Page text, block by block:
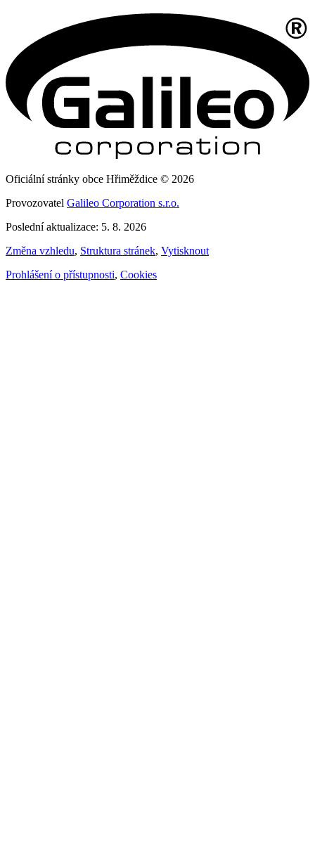
Oficiální stránky obce Hřiměždice © 2026
Provozovatel Galileo Corporation s.r.o.
Poslední aktualizace: 5. 8. 2026
Změna vzhledu, Struktura stránek, Vytisknout
Prohlášení o přístupnosti, Cookies